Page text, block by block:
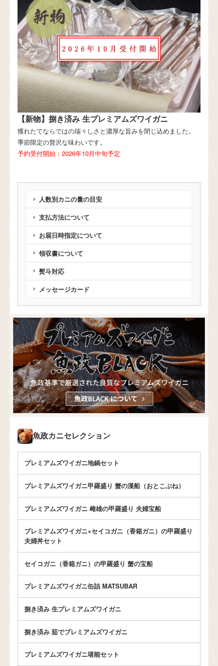
魚政カニセレクション
プレミアムズワイガニ地鍋セット
プレミアムズワイガニ甲羅盛り 蟹の漢船（おとこぶね）
プレミアムズワイガニ 雌雄の甲羅盛り 夫婦宝船
プレミアムズワイガニ×セイコガニ（香箱ガニ）の甲羅盛り
夫婦丼セット
セイコガニ（香箱ガニ）の甲羅盛り 蟹の宝船
プレミアムズワイガニ缶詰 MATSUBAR
捌き済み 生プレミアムズワイガニ
捌き済み 茹でプレミアムズワイガニ
プレミアムズワイガニ堪能セット
【新物】捌き済み 生プレミアムズワイガニ
獲れたてならではの瑞々しさと濃厚な旨みを閉じ込めました。
季節限定の贅沢な味わいです。
予約受付開始：2026年10月中旬予定
人数別カニの量の目安
支払方法について
お届日時指定について
領収書について
熨斗対応
メッセージカード